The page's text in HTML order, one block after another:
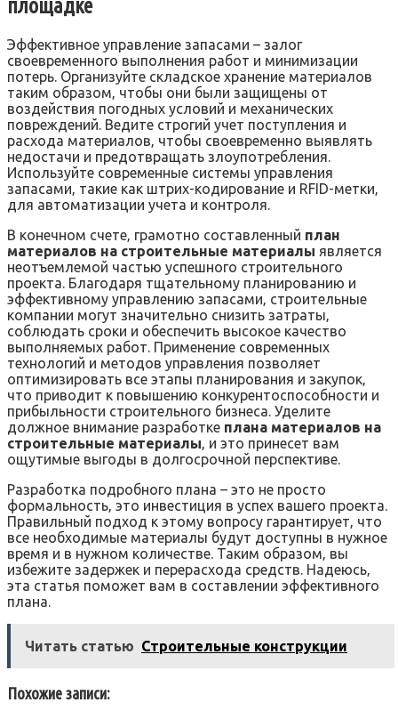
площадке
Эффективное управление запасами – залог
своевременного выполнения работ и минимизации
потерь. Организуйте складское хранение материалов
таким образом‚ чтобы они были защищены от
воздействия погодных условий и механических
повреждений. Ведите строгий учет поступления и
расхода материалов‚ чтобы своевременно выявлять
недостачи и предотвращать злоупотребления.
Используйте современные системы управления
запасами‚ такие как штрих-кодирование и RFID-метки‚
для автоматизации учета и контроля.
В конечном счете‚ грамотно составленный план
материалов на строительные материалы является
неотъемлемой частью успешного строительного
проекта. Благодаря тщательному планированию и
эффективному управлению запасами‚ строительные
компании могут значительно снизить затраты‚
соблюдать сроки и обеспечить высокое качество
выполняемых работ. Применение современных
технологий и методов управления позволяет
оптимизировать все этапы планирования и закупок‚
что приводит к повышению конкурентоспособности и
прибыльности строительного бизнеса. Уделите
должное внимание разработке плана материалов на
строительные материалы ‚ и это принесет вам
ощутимые выгоды в долгосрочной перспективе.
Разработка подробного плана – это не просто
формальность‚ это инвестиция в успех вашего проекта.
Правильный подход к этому вопросу гарантирует‚ что
все необходимые материалы будут доступны в нужное
время и в нужном количестве. Таким образом‚ вы
избежите задержек и перерасхода средств. Надеюсь‚
эта статья поможет вам в составлении эффективного
плана.
Читать статью Строительные конструкции
Похожие записи: